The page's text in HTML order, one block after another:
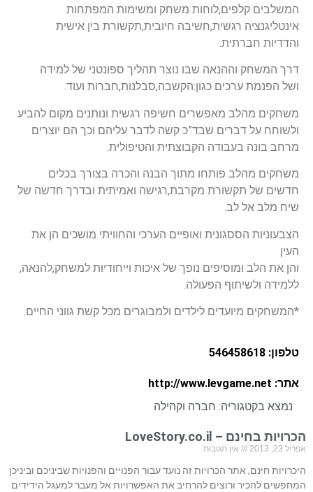
המשלבים קלפים,לוחות משחק ומשימות המפתחות
אינטליגנציה רגשית,חשיבה חיובית,תקשורת בין אישית
והדדיות חברתית.
דרך המשחק וההנאה שבו נוצר תהליך ספונטני של למידה
ושל הפנמת ערכים כגון:הקשבה,סבלנות,חברות ועוד.
משחקים מהלב מאפשרים חשיפה רגשית ונותנים מקום להביע
ולשוחח על דברים שבד”כ קשה לדבר עליהם וכך הם יוצרים
מרחב בונה בעבודה הקבוצתית והטיפולית.
משחקים מהלב פותחו מתוך הבנה והכרה בצורך בכלים
חדשים של תקשורת מקרבת,רגישה ואמיתית ובדרך חדשה של
שיח מלב אל לב.
הצבעוניות הססגונית ואופיים הערכי והחוויתי מושכים הן את
העין
והן את הלב ומוסיפים נופך של איכות וייחודיות למשחק,להנאה,
ללמידה ולשיתוף הפעולה.
*המשחקים מיועדים לילדים ולמבוגרים מכל קשת גווני החיים.
טלפון: 546458618
אתר: http://www.levgame.net
נמצא בקטגוריה: חברה וקהילה
הכרויות בחינם – LoveStory.co.il
אפריל 23, 2013 אין תגובות
היכרויות חינם, אתר הכרויות זה נועד עבור הפנויים והפנויות שביניכם וביניכן
המחפשים להכיר ורוצים להרחיב את האפשרויות אל מעבר למעגל הידידים